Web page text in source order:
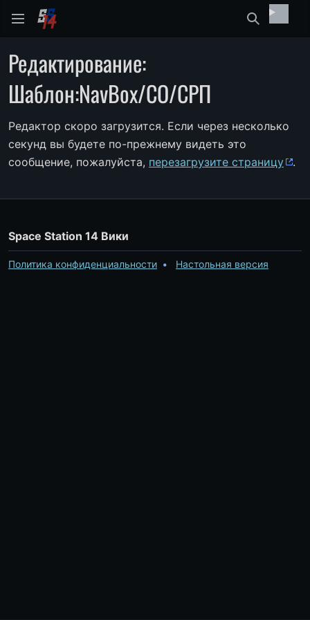
Найти
Редактирование:
Шаблон:NavBox/CO/СРП
Редактор скоро загрузится. Если через несколько
секунд вы будете по-прежнему видеть это
сообщение, пожалуйста, перезагрузите страницу .
Space Station 14 Вики
Политика конфиденциальности Настольная версия